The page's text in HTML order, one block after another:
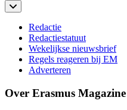
Redactie
Redactiestatuut
Wekelijkse nieuwsbrief
Regels reageren bij EM
Adverteren
Over Erasmus Magazine